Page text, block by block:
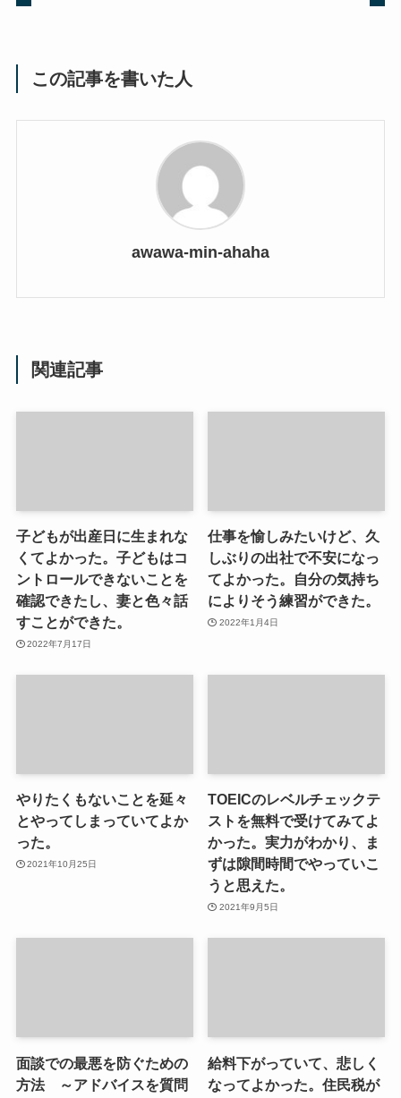
この記事を書いた人
awawa-min-ahaha
関連記事
子どもが出産日に生まれな
くてよかった。子どもはコ
ントロールできないことを
確認できたし、妻と色々話
すことができた。
2022年7月17日
仕事を愉しみたいけど、久
しぶりの出社で不安になっ
てよかった。自分の気持ち
によりそう練習ができた。
2022年1月4日
やりたくもないことを延々
とやってしまっていてよか
った。
2021年10月25日
TOEICのレベルチェックテ
ストを無料で受けてみてよ
かった。実力がわかり、ま
ずは隙間時間でやっていこ
うと思えた。
2021年9月5日
面談での最悪を防ぐための
方法 ～アドバイスを質問
給料下がっていて、悲しく
なってよかった。住民税が